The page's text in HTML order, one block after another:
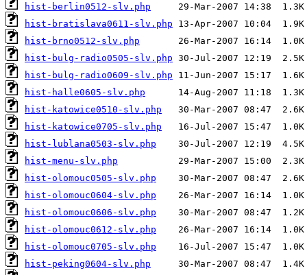
hist-berlin0512-slv.php
hist-bratislava0611-slv.php
hist-brno0512-slv.php
hist-bulg-radio0505-slv.php
hist-bulg-radio0609-slv.php
hist-halle0605-slv.php
hist-katowice0510-slv.php
hist-katowice0705-slv.php
hist-lublana0503-slv.php
hist-menu-slv.php
hist-olomouc0505-slv.php
hist-olomouc0604-slv.php
hist-olomouc0606-slv.php
hist-olomouc0612-slv.php
hist-olomouc0705-slv.php
hist-peking0604-slv.php